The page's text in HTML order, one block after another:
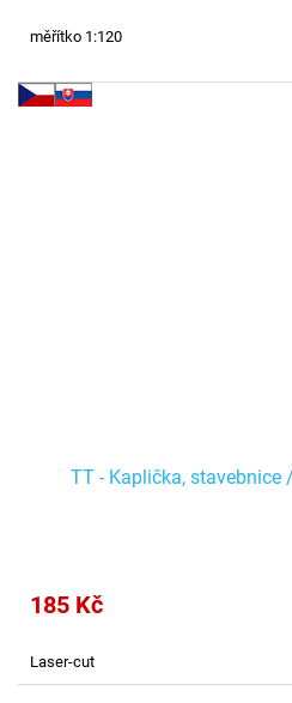
měřítko 1:120
TT - Kaplička, stavebnice
185 Kč
Laser-cut